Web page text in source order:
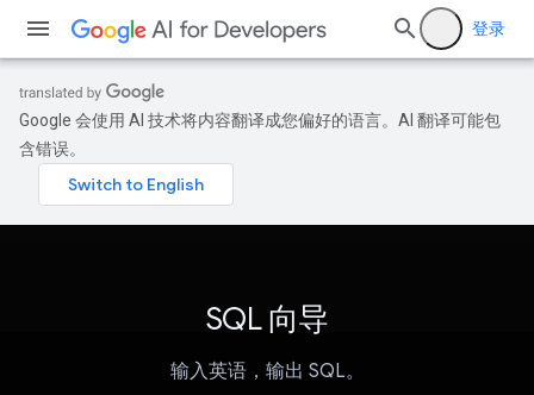
登录
Google 会使用 AI 技术将内容翻译成您偏好的语言。AI 翻译可能包
含错误。
SQL 向导
输入英语，输出 SQL。